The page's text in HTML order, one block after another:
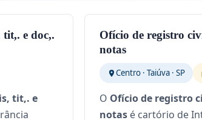
tit,. e doc,.
tit,. e
Ofício de registro
notas
Centro · Taiúva · SP
O Ofício de registro
notas é cartório de